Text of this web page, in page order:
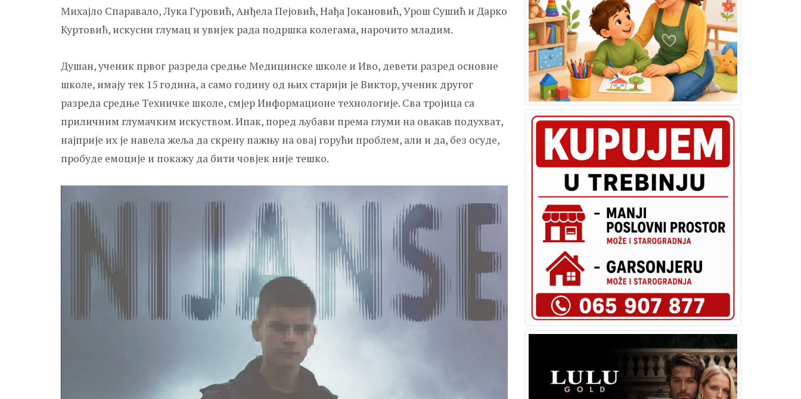
Михајло Спаравало, Лука Гуровић, Анђела Пејовић, Нађа Јокановић, Урош Сушић и Дарко
Куртовић, искусни глумац и увијек рада подршка колегама, нарочито младим.
Душан, ученик првог разреда средње Медицинске школе и Иво, девети разред основне
школе, имају тек 15 година, а само годину од њих старији је Виктор, ученик другог
разреда средње Техничке школе, смјер Информационе технологије. Сва тројица са
приличним глумачким искуством. Ипак, поред љубави према глуми на овакав подухват,
најприје их је навела жеља да скрену пажњу на овај горући проблем, али и да, без осуде,
пробуде емоције и покажу да бити човјек није тешко.